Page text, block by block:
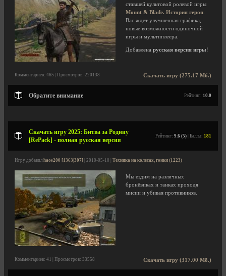
ставшей культовой ролевой игры
Mount & Blade. История героя
Вас ждет улучшенная графика,
новые возможности одиночной
игры и мультиплеера.
Добавлена русская версия игры!
Скачать игру (275.17 Мб.)
Комментариев: 465 | Просмотров: 220138
Обратите внимание Рейтинг: 10.0
Скачать игру 2025: Битва за Родину
[RePack] - полная русская версия
Рейтинг: 9.6 (5) | Баллы: 181
Игру добавил haos200 [1363|307] | 2010-05-10 | Техника на колесах, гонки (1223)
Мы ездим на различных
бронёвиках и танках проходя
мисии и убивая противников.
Скачать игру (317.00 Мб.)
Комментариев: 41 | Просмотров: 33558